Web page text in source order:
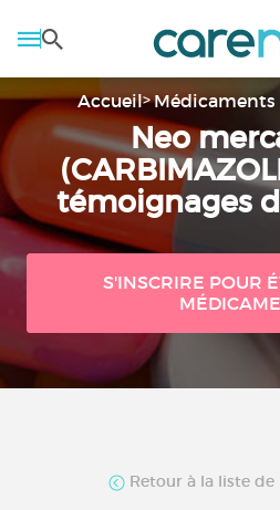
Accueil Médicaments
Neo
témoignages
S'INSCRIRE POUR
Retour à la liste